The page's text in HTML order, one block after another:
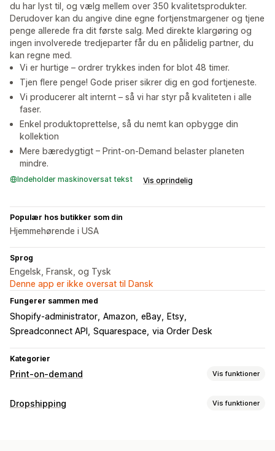
du har lyst til, og vælg mellem over 350 kvalitetsprodukter.
Derudover kan du angive dine egne fortjenstmargener og tjene
penge allerede fra dit første salg. Med direkte klargøring og
ingen involverede tredjeparter får du en pålidelig partner, du
kan regne med.
Vi er hurtige – ordrer trykkes inden for blot 48 timer.
Tjen flere penge! Gode priser sikrer dig en god fortjeneste.
Vi producerer alt internt – så vi har styr på kvaliteten i alle
faser.
Enkel produktoprettelse, så du nemt kan opbygge din
kollektion
Mere bæredygtigt – Print-on-Demand belaster planeten
mindre.
Indeholder maskinoversat tekst Vis oprindelig
Populær hos butikker som din
Hjemmehørende i USA
Sprog
Engelsk, Fransk, og Tysk
Denne app er ikke oversat til Dansk
Fungerer sammen med
Shopify-administrator Amazon eBay
Etsy
Spreadconnect API
Squarespace via Order Desk
Kategorier
Print-on-demand Vis funktioner
Produkttilpasning
Dropshipping Vis funktioner